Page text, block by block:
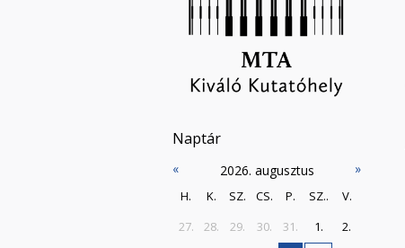
Naptár
« 2026. augusztus »
H. K. SZ. CS. P. SZ..
V.
27.
28. 29. 30. 31. 1.
2.